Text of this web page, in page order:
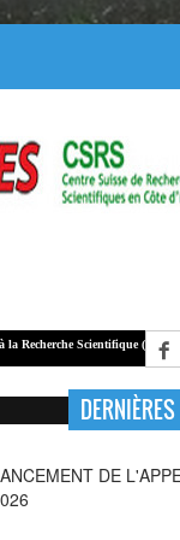
Scientifique (PASRES),
DE